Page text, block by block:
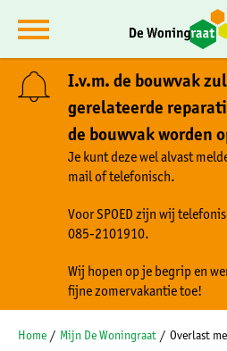
Naar hoofdinhoud
Naar hoofdnavigatiemenu
Naar de homepage
Ga naar Hoofd
I.v.m. de bouwvak
gerelateerde
de bouwvak worden
Je kunt deze wel alvast
mail of telefonisch.
Voor SPOED zijn wij
085-2101910.
Wij hopen op je begrip en
fijne zomervakantie toe!
Home Mijn De Woningraat Overlast